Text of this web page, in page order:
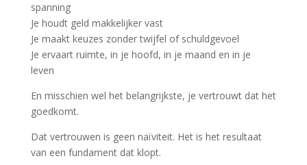
spanning
Je houdt geld makkelijker vast
Je maakt keuzes zonder twijfel of schuldgevoel
Je ervaart ruimte, in je hoofd, in je maand en in je
leven
En misschien wel het belangrijkste, je vertrouwt dat het
goedkomt.
Dat vertrouwen is geen naïviteit. Het is het resultaat
van een fundament dat klopt.